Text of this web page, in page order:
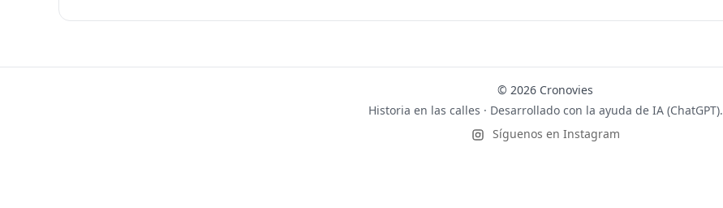
© 2026 Cronovies
Historia en las calles · Desarrollado con la ayuda de IA (ChatGPT).
Síguenos en Instagram